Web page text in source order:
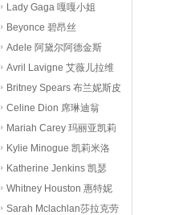
Lady Gaga 嘎嘎小姐
Beyonce 碧昂丝
Adele 阿黛尔阿德金斯
Avril Lavigne 艾薇儿拉维
Britney Spears 布兰妮斯皮
Celine Dion 席琳迪翁
Mariah Carey 玛丽亚凯莉
Kylie Minogue 凯莉米洛
Katherine Jenkins 凯瑟
Whitney Houston 惠特妮
休Sarah Mclachlan莎拉克劳